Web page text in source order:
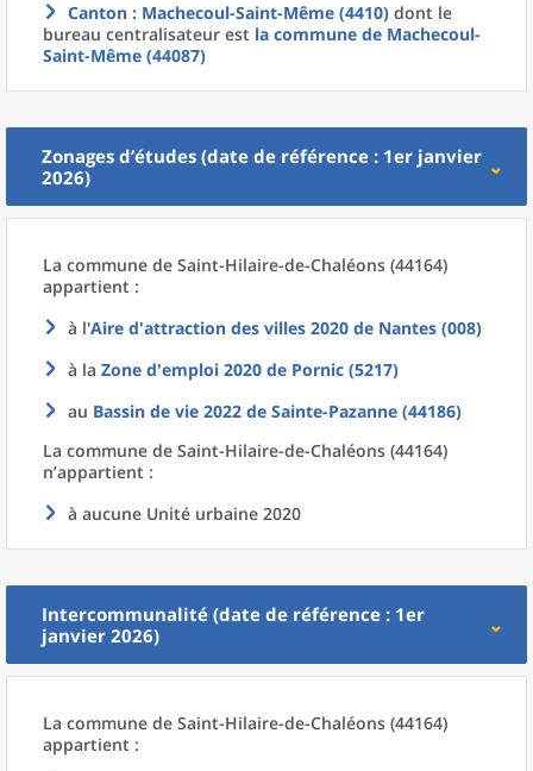
Canton : Machecoul-Saint-Même (4410) dont le
bureau centralisateur est la commune de Machecoul-
Saint-Même (44087)
Zonages d’études (date de référence : 1er janvier
2026)
La commune de Saint-Hilaire-de-Chaléons (44164)
appartient :
à l'Aire d'attraction des villes 2020 de Nantes (008)
à la Zone d'emploi 2020 de Pornic (5217)
au Bassin de vie 2022 de Sainte-Pazanne (44186)
La commune de Saint-Hilaire-de-Chaléons (44164)
n’appartient :
à aucune Unité urbaine 2020
Intercommunalité (date de référence : 1er
janvier 2026)
La commune de Saint-Hilaire-de-Chaléons (44164)
appartient :